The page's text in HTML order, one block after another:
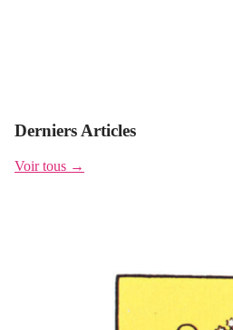
Derniers Articles
Voir tous →